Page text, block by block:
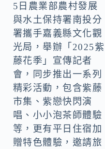
5日農業部農村發展
與水土保持署南投分
署攜手嘉義縣文化觀
光局，舉辦「2025紫
藤花季」宣傳記者
會，同步推出一系列
精彩活動，包含紫藤
市集、紫戀快閃演
唱、小小泡茶師體驗
等，更有平日住宿加
贈特色體驗，邀請旅